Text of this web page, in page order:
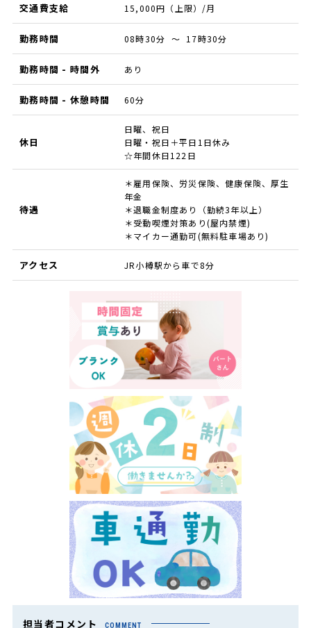
交通費支給 15,000円（上限）/月
勤務時間 08時30分 ～ 17時30分
勤務時間 - 時間外 あり
勤務時間 - 休憩時間 60分
休日
日曜、祝日
日曜・祝日＋平日1日休み
☆年間休日122日
待遇
＊雇用保険、労災保険、健康保険、厚生
年金
＊退職金制度あり（勤続3年以上）
＊受動喫煙対策あり(屋内禁煙)
＊マイカー通勤可(無料駐車場あり)
アクセス JR小樽駅から車で8分
担当者コメント COMMENT